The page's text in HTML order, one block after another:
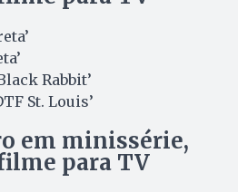
Rabbit’
St. Louis’
em minissérie,
para TV